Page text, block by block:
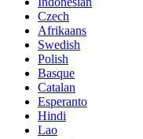
Czech
Afrikaans
Swedish
Polish
Basque
Catalan
Esperanto
Hindi
Lao